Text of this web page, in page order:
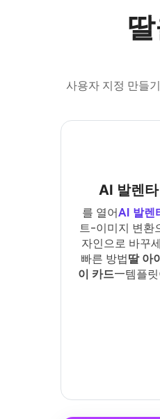
사용자 지정 만들기
AI 발렌
를 열어AI 발렌
트-이미지 변환
자인으로 바꾸
빠른 방법딸 아
이 카드—템플릿